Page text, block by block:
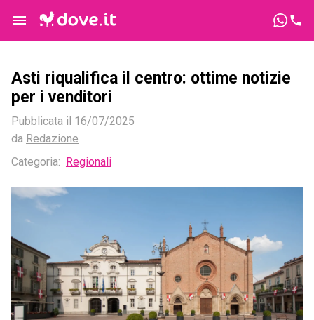
Asti riqualifica il centro: ottime notizie
per i venditori
Pubblicata il 16/07/2025
da Redazione
Categoria:
Regionali